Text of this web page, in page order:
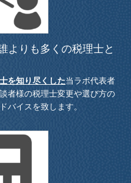
よりも多くの税理士と
を知り尽くした当ラボ代表者
者様の税理士変更や選び方の
バイスを致します。